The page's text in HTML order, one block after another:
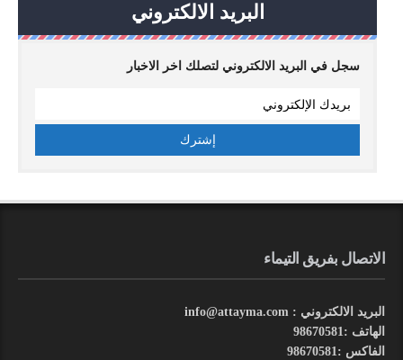
البريد الالكتروني
سجل في البريد الالكتروني لتصلك اخر الاخبار
الاتصال بفريق التيماء
البريد الالكتروني : info@attayma.com
الهاتف :98670581
الفاكس :98670581